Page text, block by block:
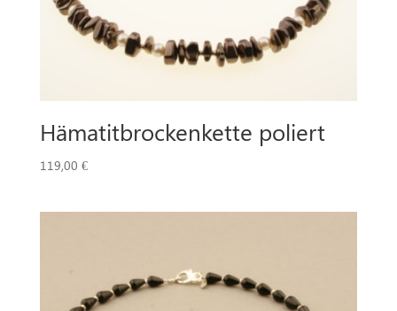
Hämatitbrockenkette poliert
119,00 €